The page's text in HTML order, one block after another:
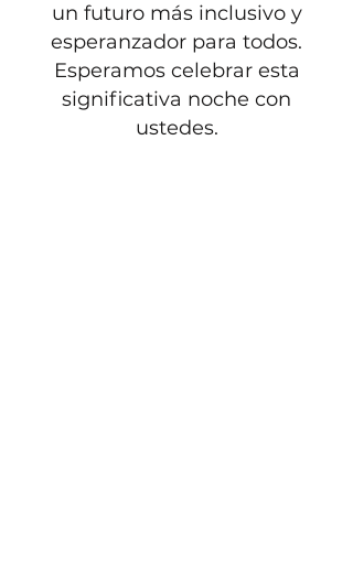
un futuro más inclusivo y
esperanzador para todos.
Esperamos celebrar esta
significativa noche con
ustedes.